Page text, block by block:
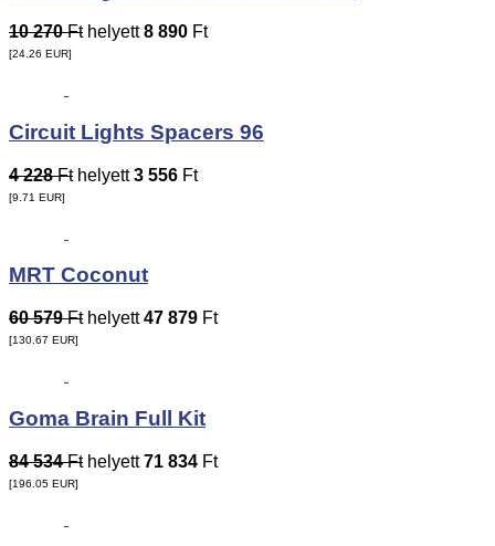
10 270 Fthelyett8 890 Ft
[24.26 EUR]
Circuit Lights Spacers 96
4 228 Fthelyett3 556 Ft
[9.71 EUR]
MRT Coconut
60 579 Fthelyett47 879 Ft
[130.67 EUR]
Goma Brain Full Kit
84 534 Fthelyett71 834 Ft
[196.05 EUR]